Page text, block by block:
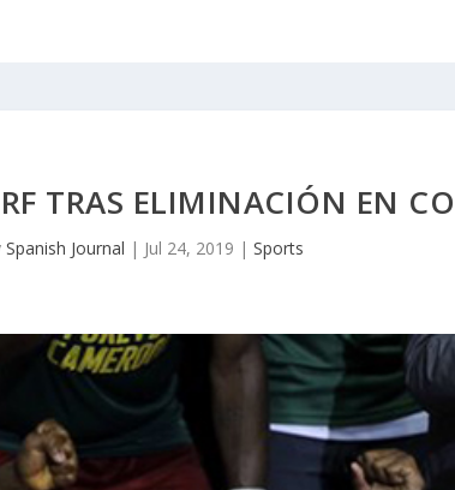
TRAS ELIMINACIÓN EN
Spanish Journal | Jul 24, 2019 | Sports